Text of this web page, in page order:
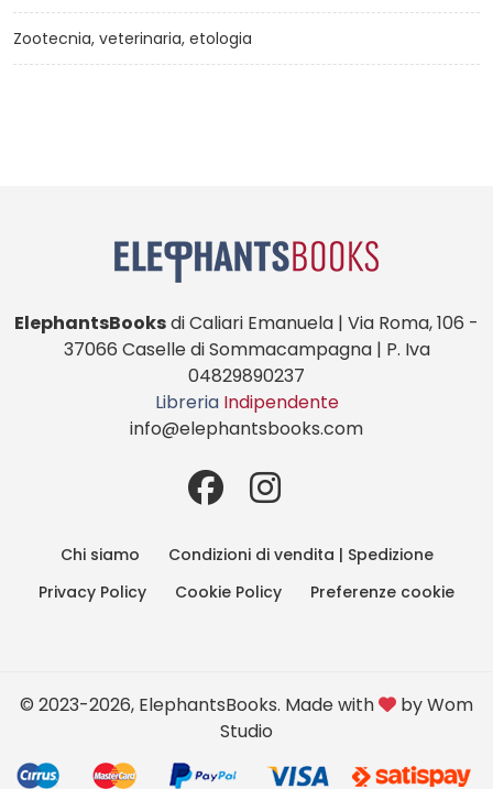
Zootecnia, veterinaria, etologia
ElephantsBooksdi Caliari Emanuela | Via Roma, 106 -
37066 Caselle di Sommacampagna | P. Iva
04829890237
Libreria Indipendente
info@elephantsbooks.com
Chi siamo
Condizioni di vendita | Spedizione
Privacy Policy
Cookie Policy Preferenze cookie
© 2023-2026, ElephantsBooks. Made with byWom
Studio